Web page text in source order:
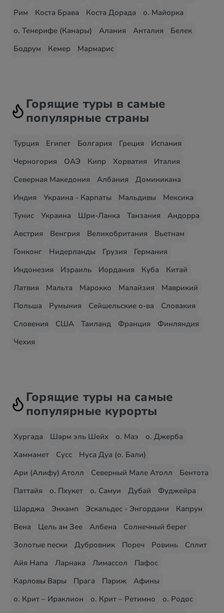
Рим
Коста Брава Коста Дорада
о. Майорка
о. Тенерифе (Канары)
Алания Анталия
Белек
Бодрум
Кемер Мармарис
Горящие туры в самые
популярные страны
Турция Египет Болгария Греция
Испания
Черногория
ОАЭ Кипр Хорватия
Италия
Северная Македония
Албания
Доминикана
Индия
Украина - Карпаты Мальдивы
Мексика
Тунис
Украина Шри-Ланка Танзания
Андорра
Австрия
Венгрия Великобритания
Вьетнам
Гонконг
Нидерланды Грузия
Германия
Индонезия
Израиль Иордания Куба
Китай
Латвия
Мальта Марокко Малайзия
Маврикий
Польша
Румыния Сейшельские о-ва
Словакия
Словения
США Таиланд Франция
Финляндия
Чехия
Горящие туры на самые
популярные курорты
Хургада Шарм эль Шейх о. Маэ
о. Джерба
Хаммамет
Сусс
Нуса Дуа (о. Бали)
Ари (Алифу) Атолл
Северный Мале Атолл
Бентота
Паттайя
о. Пхукет о. Самуи Дубай
Фуджейра
Шарджа
Энкамп Эскальдес - Энгордани
Капрун
Вена
Цель ам Зее Албена
Солнечный берег
Золотые пески
Дубровник Пореч Ровинь
Сплит
Айя Напа
Ларнака Лимассол
Пафос
Карловы Вары
Прага Париж
Афины
о. Крит – Ираклион
о. Крит – Ретимно
о. Родос